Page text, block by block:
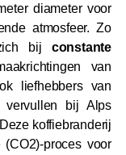
diameter voor
atmosfeer. Zo
bij constante
van
liefhebbers van
vervullen bij Alps
koffiebranderij
proces voor